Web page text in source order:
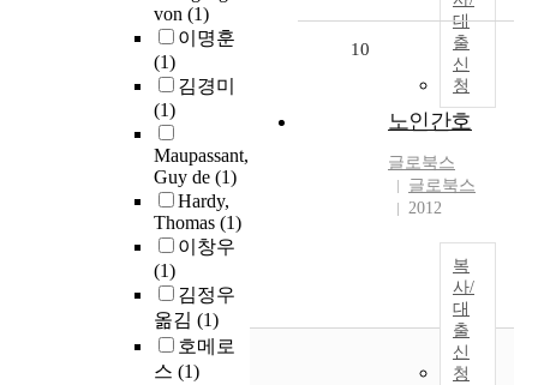
von (1)
이명훈
(1)
김경미
(1)
Maupassant,
Guy de (1)
Hardy,
Thomas (1)
이창우
(1)
김정우
옮김 (1)
호메로
스 (1)
대
출
신
청
10
노인간호
글로북스
글로북스
2012
복
사/
대
출
신
청